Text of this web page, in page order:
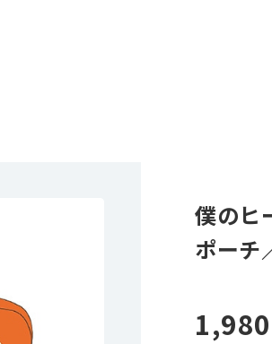
僕のヒ
ポー